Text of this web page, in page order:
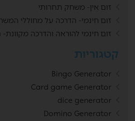
זום אין- משחק תחרותי
זום חינמי- הדרכה על מחוללי
זום חינמי להוראה והדרכה
קטגוריות
Bingo Generator
Card game Generator
dice generator
Domino Generator